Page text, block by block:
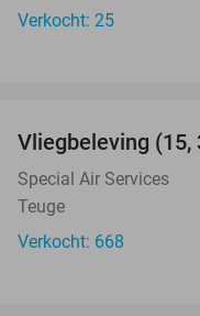
Verkocht: 25
Vliegbeleving (15,
Special Air Services
Teuge
Verkocht: 668